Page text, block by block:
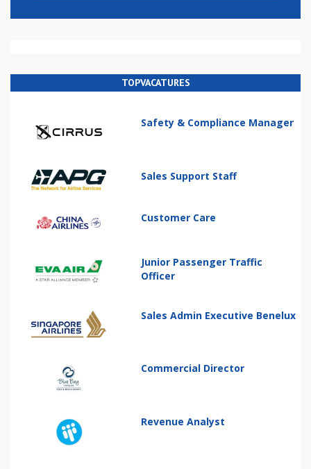
TOPVACATURES
Safety & Compliance Manager
Sales Support Staff
Customer Care
Junior Passenger Traffic
Officer
Sales Admin Executive Benelux
Commercial Director
Revenue Analyst